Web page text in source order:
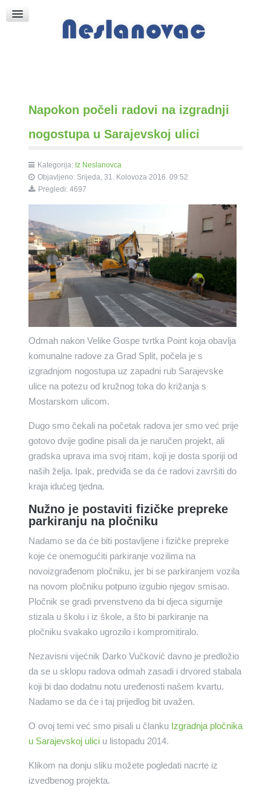
Crkva sv. Marka
Put k Bogu
Napokon počeli radovi na izgradnji
nogostupa u Sarajevskoj ulici
Kategorija: Iz Neslanovca
Objavljeno: Srijeda, 31. Kolovoza 2016. 09:52
Pregledi: 4697
Odmah nakon Velike Gospe tvrtka Point koja obavlja
komunalne radove za Grad Split, počela je s
izgradnjom nogostupa uz zapadni rub Sarajevske
ulice na potezu od kružnog toka do križanja s
Mostarskom ulicom.
Dugo smo čekali na početak radova jer smo već prije
gotovo dvije godine pisali da je naručen projekt, ali
gradska uprava ima svoj ritam, koji je dosta sporiji od
naših želja. Ipak, predviđa se da će radovi završiti do
kraja idućeg tjedna.
Nužno je postaviti fizičke prepreke
parkiranju na pločniku
Nadamo se da će biti postavljene i fizičke prepreke
koje će onemogućiti parkiranje vozilima na
novoizgrađenom pločniku, jer bi se parkiranjem vozila
na novom pločniku potpuno izgubio njegov smisao.
Pločnik se gradi prvenstveno da bi djeca sigurnije
stizala u školu i iz škole, a što bi parkiranje na
pločniku svakako ugrozilo i kompromitiralo.
Nezavisni vijećnik Darko Vučković davno je predložio
da se u sklopu radova odmah zasadi i drvored stabala
koji bi dao dodatnu notu uređenosti našem kvartu.
Nadamo se da će i taj prijedlog bit uvažen.
O ovoj temi već smo pisali u članku Izgradnja pločnika
u Sarajevskoj uliciu listopadu 2014.
Klikom na donju sliku možete pogledati nacrte iz
izvedbenog projekta.